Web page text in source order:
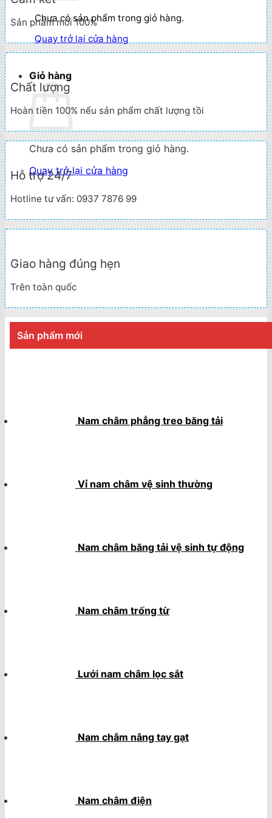
Chưa có sản phẩm trong giỏ hàng.
Quay trở lại cửa hàng
Giỏ hàng
Chưa có sản phẩm trong giỏ hàng.
Quay trở lại cửa hàng
Sản phẩm mới 100%
Chất lượng
Hoàn tiền 100% nếu sản phẩm chất lượng tồi
Hỗ trợ 24/7
Hotline tư vấn: 0937 7876 99
Giao hàng đúng hẹn
Trên toàn quốc
Sản phẩm mới
Nam châm phẳng treo băng tải
Vỉ nam châm vệ sinh thường
Nam châm băng tải vệ sinh tự động
Nam châm trống từ
Lưới nam châm lọc sắt
Nam châm nâng tay gạt
Nam châm điện